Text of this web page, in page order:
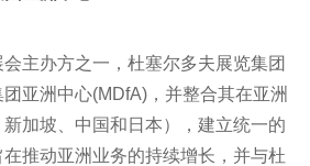
主办方之一，杜塞尔多夫展览集团
亚洲中心(MDfA)，并整合其在亚洲
加坡、中国和日本），建立统一的
推动亚洲业务的持续增长，并与杜